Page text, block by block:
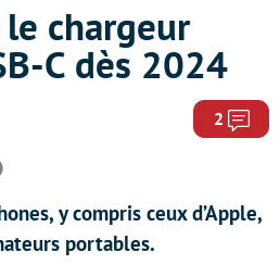
le chargeur
C dès 2024
2
y compris ceux d’Apple,
portables.